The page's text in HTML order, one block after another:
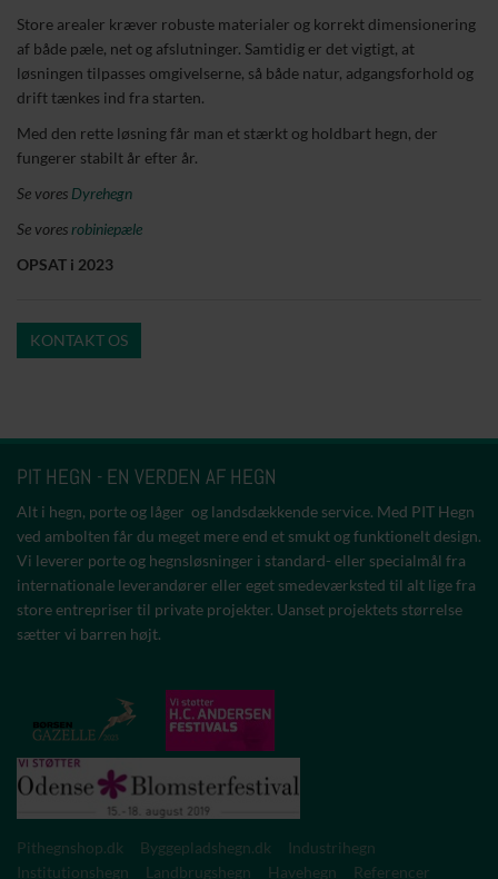
Store arealer kræver robuste materialer og korrekt dimensionering
af både pæle, net og afslutninger. Samtidig er det vigtigt, at
løsningen tilpasses omgivelserne, så både natur, adgangsforhold og
drift tænkes ind fra starten.
Med den rette løsning får man et stærkt og holdbart hegn, der
fungerer stabilt år efter år.
Se vores Dyrehegn
Se vores robiniepæle
OPSAT i 2023
KONTAKT OS
PIT HEGN - EN VERDEN AF HEGN
Alt i hegn, porte og låger og landsdækkende service. Med PIT Hegn
ved ambolten får du meget mere end et smukt og funktionelt design.
Vi leverer porte og hegnsløsninger i standard- eller specialmål fra
internationale leverandører eller eget smedeværksted til alt lige fra
store entrepriser til private projekter. Uanset projektets størrelse
sætter vi barren højt.
Pithegnshop.dk Byggepladshegn.dk
Industrihegn
Institutionshegn
Landbrugshegn Havehegn Referencer